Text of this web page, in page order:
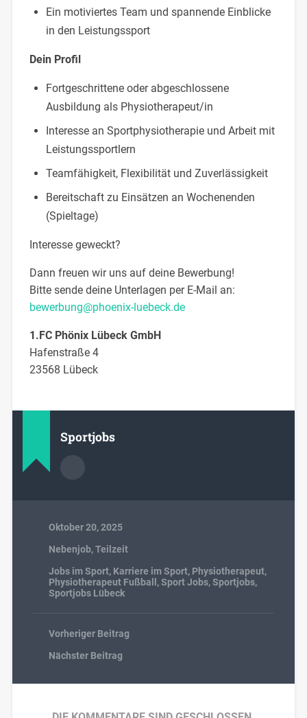
Ein motiviertes Team und spannende Einblicke
in den Leistungssport
Dein Profil
Fortgeschrittene oder abgeschlossene
Ausbildung als Physiotherapeut/in
Interesse an Sportphysiotherapie und Arbeit mit
Leistungssportlern
Teamfähigkeit, Flexibilität und Zuverlässigkeit
Bereitschaft zu Einsätzen an Wochenenden
(Spieltage)
Interesse geweckt?
Dann freuen wir uns auf deine Bewerbung!
Bitte sende deine Unterlagen per E-Mail an:
bewerbung@phoenix-luebeck.de
1.FC Phönix Lübeck GmbH
Hafenstraße 4
23568 Lübeck
Sportjobs
Oktober 20, 2025
Nebenjob,Teilzeit
Jobs im Sport, Karriere im Sport, Physiotherapeut,
Physiotherapeut Fußball ,Sport Jobs,Sportjobs,
Sportjobs Lübeck
Vorheriger Beitrag
Nächster Beitrag